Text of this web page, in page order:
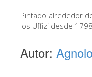
Las
Las
Pintado alrededor
los Uffizi desde
Autor: